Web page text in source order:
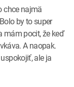
chce najmä
by to super
mám pocit, že keď
A naopak.
ale ja